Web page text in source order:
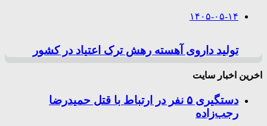
۱۴۰۵-۰۵-۱۴
تولید داروی آهسته رهش ترک اعتیاد در کشور
اخرین اخبار سایت
دستگیری ۵ نفر در ارتباط با قتل حمیدرضا
رجب‌زاده